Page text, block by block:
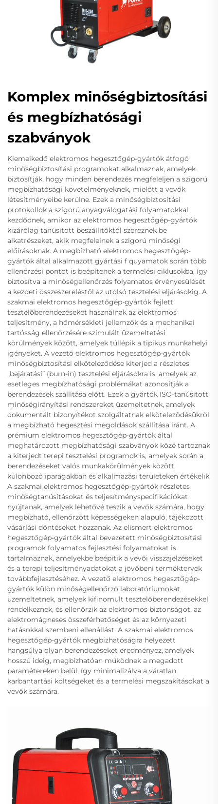
Komplex minőségbiztosítási
és megbízhatósági
szabványok
Kiemelkedő elektromos hegesztőgép-gyártók átfogó
minőségbiztosítási programokat alkalmaznak, amelyek
biztosítják, hogy minden berendezés megfeleljen a szigorú
megbízhatósági követelményeknek, mielőtt a vevők
létesítményeibe kerülne. Ezek a minőségbiztosítási
protokollok a szigorú anyagválogatási folyamatokkal
kezdődnek, amikor az elektromos hegesztőgép-gyártók
kizárólag tanúsított beszállítóktól szereznek be
alkatrészeket, akik megfelelnek a szigorú minőségi
előírásoknak. A megbízható elektromos hegesztőgép-
gyártók által alkalmazott gyártási f quyamatok során több
ellenőrzési pontot is beépítenek a termelési ciklusokba, így
biztosítva a minőségellenőrzés folyamatos érvényesülését
a kezdeti összeszereléstől az utolsó tesztelési eljárásokig. A
szakmai elektromos hegesztőgép-gyártók fejlett
tesztelőberendezéseket használnak az elektromos
teljesítmény, a hőmérsékleti jellemzők és a mechanikai
tartósság ellenőrzésére szimulált üzemeltetési
körülmények között, amelyek túllépik a tipikus munkahelyi
igényeket. A vezető elektromos hegesztőgép-gyártók
minőségbiztosítási elköteleződése kiterjed a részletes
„bejáratási” (burn-in) tesztelési eljárásokra is, amelyek az
esetleges megbízhatósági problémákat azonosítják a
berendezések szállítása előtt. Ezek a gyártók ISO-tanúsított
minőségirányítási rendszereket üzemeltetnek, amelyek
dokumentált bizonyítékot szolgáltatnak elköteleződésükről
a megbízható hegesztési megoldások szállítása iránt. A
prémium elektromos hegesztőgép-gyártók által
meghatározott megbízhatósági szabványok közé tartoznak
a kiterjedt terepi tesztelési programok is, amelyek során a
berendezéseket valós munkakörülmények között,
különböző iparágakban és alkalmazási területeken értékelik.
A szakmai elektromos hegesztőgép-gyártók részletes
minőségtanúsításokat és teljesítményspecifikációkat
nyújtanak, amelyek lehetővé teszik a vevők számára, hogy
megbízható, ellenőrzött képességeken alapuló, tájékozott
vásárlási döntéseket hozzanak. Az elismert elektromos
hegesztőgép-gyártók által bevezetett minőségbiztosítási
programok folyamatos fejlesztési folyamatokat is
tartalmaznak, amelyekbe beépítik a vevői visszajelzéseket
és a terepi teljesítményadatokat a jövőbeni terméktervek
továbbfejlesztéséhez. A vezető elektromos hegesztőgép-
gyártók külön minőségellenőrző laboratóriumokat
üzemeltetnek, amelyek kifinomult tesztelőberendezésekkel
rendelkeznek, és ellenőrzik az elektromos biztonságot, az
elektromágneses összeférhetőséget és az környezeti
hatásokkal szembeni ellenállást. A szakmai elektromos
hegesztőgép-gyártók megbízhatóságra helyezett
hangsúlya olyan berendezéseket eredményez, amelyek
hosszú ideig, megbízhatóan működnek a megadott
paramétereken belül, így minimalizálva a váratlan
karbantartási költségeket és a termelési megszakításokat a
vevők számára.